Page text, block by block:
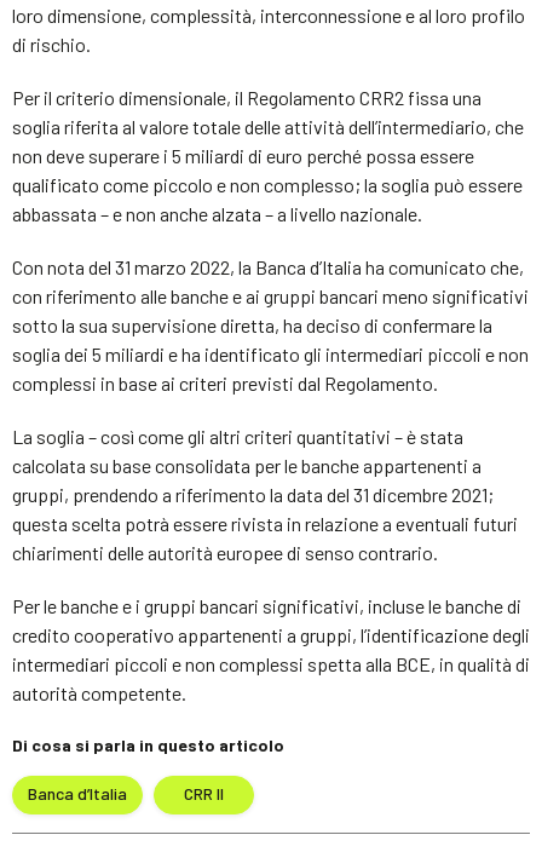
loro dimensione, complessità, interconnessione e al loro profilo
di rischio.
Per il criterio dimensionale, il Regolamento CRR2 fissa una
soglia riferita al valore totale delle attività dell’intermediario, che
non deve superare i 5 miliardi di euro perché possa essere
qualificato come piccolo e non complesso; la soglia può essere
abbassata – e non anche alzata – a livello nazionale.
Con nota del 31 marzo 2022, la Banca d’Italia ha comunicato che,
con riferimento alle banche e ai gruppi bancari meno significativi
sotto la sua supervisione diretta, ha deciso di confermare la
soglia dei 5 miliardi e ha identificato gli intermediari piccoli e non
complessi in base ai criteri previsti dal Regolamento.
La soglia – così come gli altri criteri quantitativi – è stata
calcolata su base consolidata per le banche appartenenti a
gruppi, prendendo a riferimento la data del 31 dicembre 2021;
questa scelta potrà essere rivista in relazione a eventuali futuri
chiarimenti delle autorità europee di senso contrario.
Per le banche e i gruppi bancari significativi, incluse le banche di
credito cooperativo appartenenti a gruppi, l’identificazione degli
intermediari piccoli e non complessi spetta alla BCE, in qualità di
autorità competente.
Di cosa si parla in questo articolo
Banca d’Italia CRR II